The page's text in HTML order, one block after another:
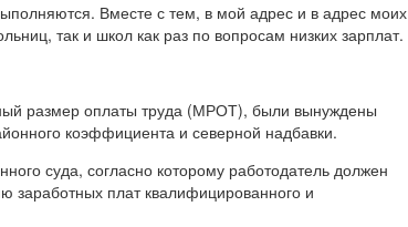
Вместе с тем, в мой адрес и в адрес моих
так и школ как раз по вопросам низких зарплат.
размер оплаты труда (МРОТ), были вынуждены
коэффициента и северной надбавки.
суда, согласно которому работодатель должен
заработных плат квалифицированного и